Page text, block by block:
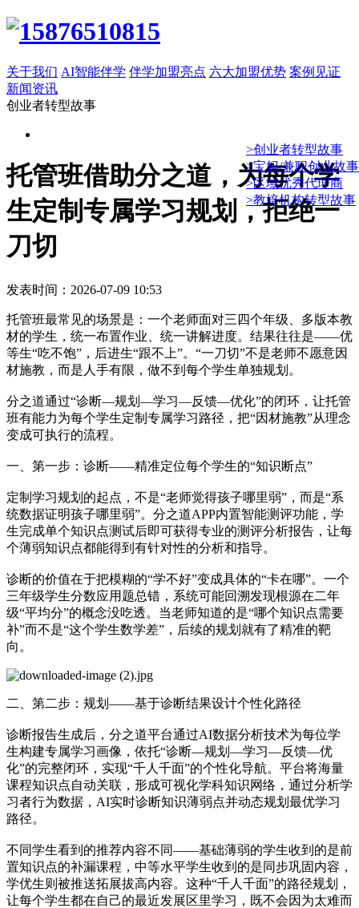
关于我们 AI智能伴学 伴学加盟亮点 六大加盟优势 案例见证
新闻资讯
创业者转型故事
>创业者转型故事
>宝妈/兼职创业故事
>区域优秀代理商
>教培机构转型故事
托管班借助分之道，为每个学
生定制专属学习规划，拒绝一
刀切
发表时间：2026-07-09 10:53
托管班最常见的场景是：一个老师面对三四个年级、多版本教
材的学生，统一布置作业、统一讲解进度。结果往往是——优
等生“吃不饱”，后进生“跟不上”。“一刀切”不是老师不愿意因
材施教，而是人手有限，做不到每个学生单独规划。
分之道通过“诊断—规划—学习—反馈—优化”的闭环，让托管
班有能力为每个学生定制专属学习路径，把“因材施教”从理念
变成可执行的流程。
一、第一步：诊断——精准定位每个学生的“知识断点”
定制学习规划的起点，不是“老师觉得孩子哪里弱”，而是“系
统数据证明孩子哪里弱”。分之道APP内置智能测评功能，学
生完成单个知识点测试后即可获得专业的测评分析报告，让每
个薄弱知识点都能得到有针对性的分析和指导。
诊断的价值在于把模糊的“学不好”变成具体的“卡在哪”。一个
三年级学生分数应用题总错，系统可能回溯发现根源在二年
级“平均分”的概念没吃透。当老师知道的是“哪个知识点需要
补”而不是“这个学生数学差”，后续的规划就有了精准的靶
向。
二、第二步：规划——基于诊断结果设计个性化路径
诊断报告生成后，分之道平台通过AI数据分析技术为每位学
生构建专属学习画像，依托“诊断—规划—学习—反馈—优
化”的完整闭环，实现“千人千面”的个性化导航。平台将海量
课程知识点自动关联，形成可视化学科知识网络，通过分析学
习者行为数据，AI实时诊断知识薄弱点并动态规划最优学习
路径。
不同学生看到的推荐内容不同——基础薄弱的学生收到的是前
置知识点的补漏课程，中等水平学生收到的是同步巩固内容，
学优生则被推送拓展拔高内容。这种“千人千面”的路径规划，
让每个学生都在自己的最近发展区里学习，既不会因为太难而